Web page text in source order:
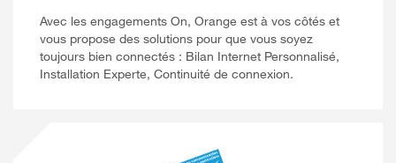
Avec les engagements On, Orange est à vos côtés et
vous propose des solutions pour que vous soyez
toujours bien connectés : Bilan Internet Personnalisé,
Installation Experte, Continuité de connexion.